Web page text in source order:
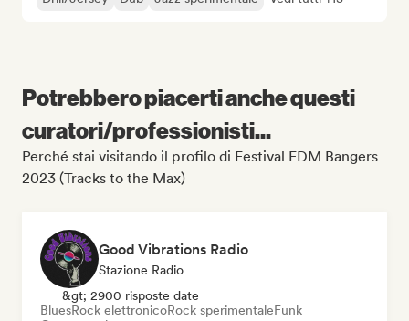
Potrebbero piacerti anche questi
curatori/professionisti...
Perché stai visitando il profilo di Festival EDM Bangers
2023 (Tracks to the Max)
Good Vibrations Radio
Stazione Radio
&gt; 2900 risposte date
BluesRock elettronicoRock sperimentaleFunk